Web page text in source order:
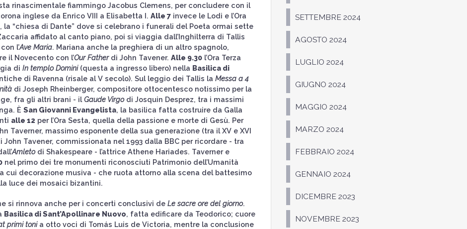
rinascimentale fiammingo Jacobus Clemens, per concludere con il
inglese da Enrico VIII a Elisabetta I. Alle 7invece le Lodi e l’Ora
, la “chiesa di Dante” dove si celebrano i funerali del Poeta ormai sette
affidato al canto piano, poi si viaggia dall’Inghilterra di Tallis
l’Ave Maria. Mariana anche la preghiera di un altro spagnolo,
il Novecento con l’Our Fatherdi John Tavener. Alle 9.30l’Ora Terza
di In templo Domini(questa a ingresso libero) nella Basilica di
di Ravenna (risale al V secolo). Sul leggio dei Tallis la Messa a 4
di Joseph Rheinberger, compositore ottocentesco notissimo per la
fra gli altri brani - ilGaude Virgodi Josquin Desprez, tra i massimi
È San Giovanni Evangelista, la basilica fatta costruire da Galla
alle 12 per l’Ora Sesta, quella della passione e morte di Gesù. Per
Taverner, massimo esponente della sua generazione (tra il XV e XVI
John Tavener, commissionata nel 1993 dalla BBC per ricordare - tra
Amletodi Shakespeare - l’attrice Athene Hariades. Taverner e
nel primo dei tre monumenti riconosciuti Patrimonio dell’Umanità
cui decorazione musiva - che ruota attorno alla scena del battesimo
luce dei mosaici bizantini.
si rinnova anche per i concerti conclusivi de Le sacre ore del giorno.
Basilica di Sant’Apollinare Nuovo, fatta edificare da Teodorico; cuore
primi tonia otto voci di Tomás Luis de Victoria, mentre la conclusione
SETTEMBRE 2024
AGOSTO 2024
LUGLIO 2024
GIUGNO 2024
MAGGIO 2024
MARZO 2024
FEBBRAIO 2024
GENNAIO 2024
DICEMBRE 2023
NOVEMBRE 2023